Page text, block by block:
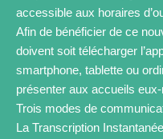
accessible aux horaires
Afin de bénéficier de ce
doivent soit télécharger
smartphone, tablette ou
présenter aux accueils
Trois modes de
La Transcription